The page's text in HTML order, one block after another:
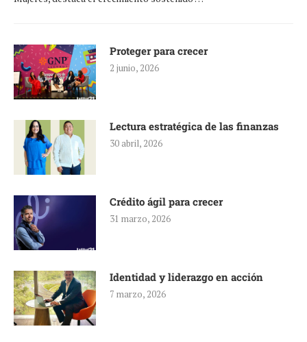
Proteger para crecer
2 junio, 2026
Lectura estratégica de las finanzas
30 abril, 2026
Crédito ágil para crecer
31 marzo, 2026
Identidad y liderazgo en acción
7 marzo, 2026